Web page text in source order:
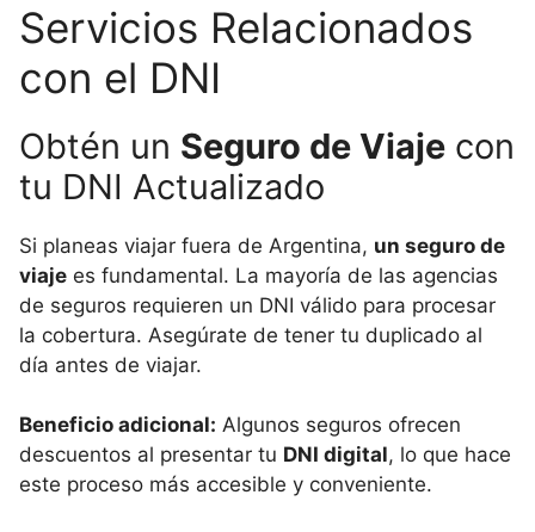
Servicios Relacionados
con el DNI
Obtén un Seguro de Viaje con
tu DNI Actualizado
Si planeas viajar fuera de Argentina, un seguro de
viaje es fundamental. La mayoría de las agencias
de seguros requieren un DNI válido para procesar
la cobertura. Asegúrate de tener tu duplicado al
día antes de viajar.
Beneficio adicional: Algunos seguros ofrecen
descuentos al presentar tu DNI digital, lo que hace
este proceso más accesible y conveniente.